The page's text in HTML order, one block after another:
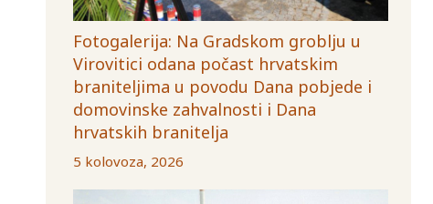
Fotogalerija: Na Gradskom groblju u
Virovitici odana počast hrvatskim
braniteljima u povodu Dana pobjede i
domovinske zahvalnosti i Dana
hrvatskih branitelja
5 kolovoza, 2026